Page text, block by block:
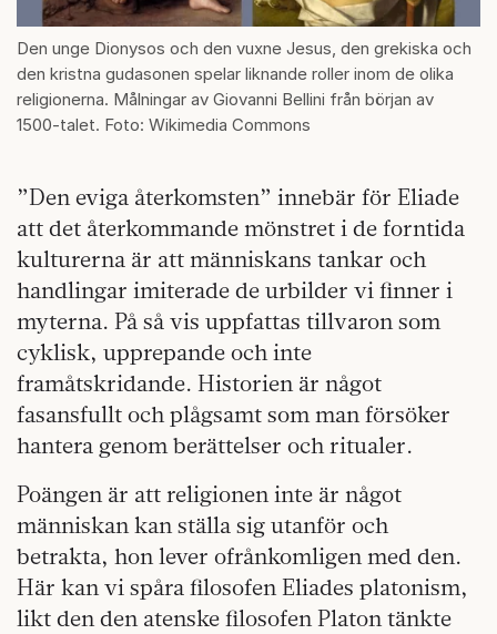
Den unge Dionysos och den vuxne Jesus, den grekiska och
den kristna gudasonen spelar liknande roller inom de olika
religionerna. Målningar av Giovanni Bellini från början av
1500-talet. Foto: Wikimedia Commons
”Den eviga återkomsten” innebär för Eliade
att det återkommande mönstret i de forntida
kulturerna är att människans tankar och
handlingar imiterade de urbilder vi finner i
myterna. På så vis uppfattas tillvaron som
cyklisk, upprepande och inte
framåtskridande. Historien är något
fasansfullt och plågsamt som man försöker
hantera genom berättelser och ritualer.
Poängen är att religionen inte är något
människan kan ställa sig utanför och
betrakta, hon lever ofrånkomligen med den.
Här kan vi spåra filosofen Eliades platonism,
likt den den atenske filosofen Platon tänkte